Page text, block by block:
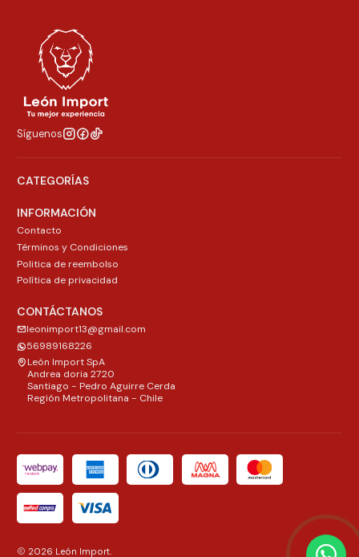
Síguenos
CATEGORÍAS
INFORMACIÓN
Contacto
Términos y Condiciones
Politica de reembolso
Política de privacidad
CONTÁCTANOS
leonimport13@gmail.com
56989168226
León Import SpA
Andrea doria 2720
Santiago - Pedro Aguirre Cerda
Región Metropolitana - Chile
2026 León Import.